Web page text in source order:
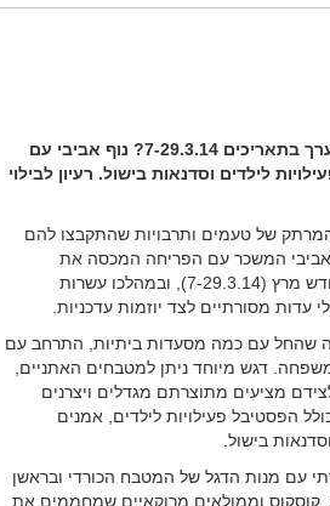
שפרה צח: מה יהיה השנה בפסטיבל האוכל הכפרי במטה יהודה, שייערך בתאריכים 7-29.3.14? נוף אביבי עם
לילדים וסדנאות בישול. רעיון לבילוי
של טעמים ותרבויות שהתקבצו להם
האביבי המשכר עם הפריחה המכסה את
הגבעות ומזג האוויר הנוח. הפסטיבל יתקיים בארבעת סופי השבוע של חודש מרץ (7-29.3.14), ובמהלכו עשרות
מסורתיים לצד יוזמות עדכניות.
מקומית. מה שהחל עם כמה מסעדות ביתיות, התרחב עם
דגש מיוחד ניתן למטבחים האתניים,
מציעים מתוצרתם מגדלים ויצרנים
הפסטיבל פעילויות לילדים, אמנים
בישול.
עם מנות הדגל של המטבח הכורדי ובראשן
קוסקוס וממולאים מרוקאיים שמחממים את